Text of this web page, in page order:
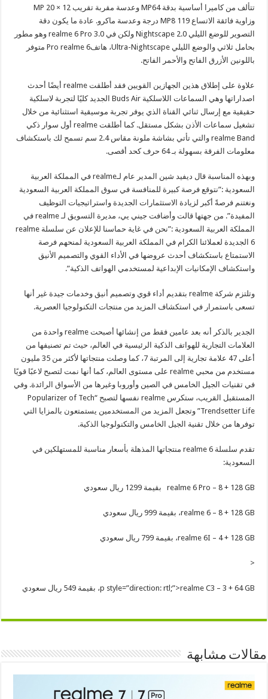
تتألف من كاميرا أساسية بدقة MP64 وعدسة مقربة تقريب 12 × 20 MP
وزاوية فائقة الاتساع MP8 119 درجة وعدسة ماكرو. عادة ما يكون دقة
التصوير للوضع الليلي 2.0 Nightscape ولكن في realme 6 Pro 3.0 وهو مطور
بحامل ثلاثي والوضع الليلي Ultra-Nightscape، هاتفPro realme 6 متوفر
باللونين الأزرق الفاتح والأحمر الفاتح.
علاوة على إطلاق هذين الجهازين القويين فقد أطلقت realme أيضًا أحدث
اصداراتها وهي السماعات اللاسلكية Buds Air الجديد كليًا لتجربة لاسلكية
حقيقية مع إرسال ثنائي القناة الذي يوفر تجربة موسيقية استثنائية من خلال
تشغيل سماعات الأذن بشكل مستقل. كما أطلقت realme أول سوار ذكي
realme Band والتي تأتي بشاشة ملونة مقاس 2.4 سم تسمح لك باستكشاف
معلومات الفرقة بسهولة بـ 64 حرف كحد أقصى.
وبهذه المناسبة قال ديفيد شين المدير عام لـrealme في المملكة العربية
السعودية :”نتوقع فرصة كبيرة للمنافسة في سوق المملكة العربية السعودية
ونغتنم فرصةً أكبر لزيادة الاستثمارات الجديدة واستراتيجيات التوظيف
المفيدة”. من جهتها قالت وأضافت جيني يي، مديرة التسويق لـ realme في
المملكة العربية السعودية :”نحن في غاية حماسنا للإعلان عن سلسلة realme
6 الجديدة لعملائنا الكرام في المملكة العربية السعودية لمنحهم فرصة
الاستمتاع باستكشاف أحدث عروضها في الأداء القوي والتصميم الأنيق
واستكشاف الإمكانيات الإبداعية لمستخدمي الهواتف الذكية”.
وتلتزم شركة realme بتقديم أداء قوي وتصميم أنيق وخدمات جيدة غير أنها
تسعى باستمرار في استكشاف المزيد من منتجات التكنولوجيا العصرية.
الجدير بالذكر أنه بعد عامين فقط من إنشائها أصبحت realme واحدة من
العلامات التجارية للهواتف الذكية الرئيسية في العالم، حيث تم تصنيفها من
أعلى 47 علامة تجارية إلى المرتبة 7، كما وصلت منتجاتها لأكثر من 35 مليون
مستخدم من محبي realme على مستوى العالم، كما أنها نمت لتصبح لاعبًا قويًا
في تقنيات الجيل الخامس في الصين وأوروبا وغيرها من الأسواق الرائدة. وفي
المستقبل القريب، ستكرس realme نفسها لتصبح “Popularizer of Tech
Trendsetter Life” وتجعل المزيد من المستخدمين يستمتعون بالمزايا التي
توفرها من خلال تقنية الجيل الخامس والتكنولوجيا الذكية.
تقدم سلسلة realme 6 منتجاتها المذهلة بأسعار مناسبة للمستهلكين في
السعودية:
realme 6 Pro – 8 + 128 GB بقيمة 1299 ريال سعودي
realme 6 – 8 + 128 GB، بقيمة 999 ريال سعودي
realme 6I – 4 + 128 GB، بقيمة 799 ريال سعودي
<
p style=”direction: rtl;”>realme C3 – 3 + 64 GB، بقيمة 549 ريال سعودي
مقالات مشابهة